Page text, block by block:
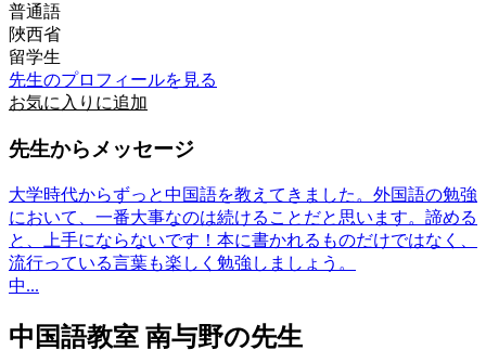
普通語
陜西省
留学生
先生のプロフィールを見る
お気に入りに追加
先生からメッセージ
大学時代からずっと中国語を教えてきました。外国語の勉強
において、一番大事なのは続けることだと思います。諦める
と、上手にならないです！本に書かれるものだけではなく、
流行っている言葉も楽しく勉強しましょう。
中...
中国語教室 南与野の先生